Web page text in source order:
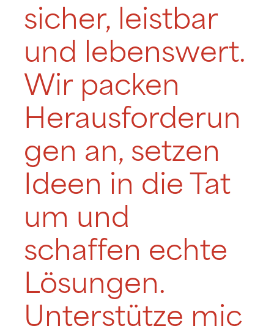
sicher, leistbar
und lebenswert.
Wir packen
Herausforderun
gen an, setzen
Ideen in die Tat
um und
schaffen echte
Lösungen.
Unterstütze mic